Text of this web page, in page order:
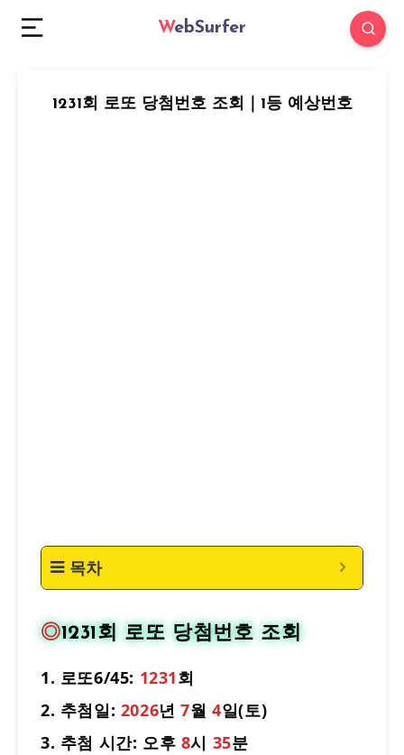
WebSurfer
1231회 로또 당첨번호 조회｜1등 예상번호
목차
◎1231회 로또 당첨번호 조회
1. 로또6/45: 1231회
2. 추첨일: 2026년7월4일(토)
3. 추첨 시간: 오후 8시 35분